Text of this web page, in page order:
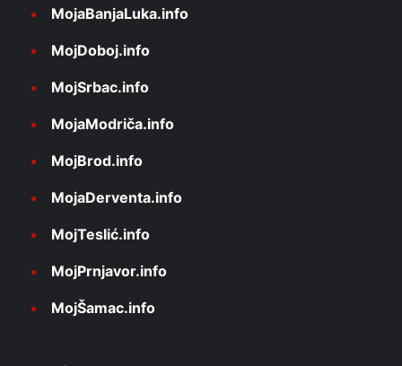
MojaBanjaLuka.info
MojDoboj.info
MojSrbac.info
MojaModriča.info
MojBrod.info
MojaDerventa.info
MojTeslić.info
MojPrnjavor.info
MojŠamac.info